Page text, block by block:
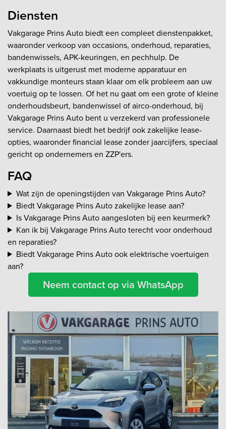
Diensten
Vakgarage Prins Auto biedt een compleet dienstenpakket,
waaronder verkoop van occasions, onderhoud, reparaties,
bandenwissels, APK-keuringen, en pechhulp. De
werkplaats is uitgerust met moderne apparatuur en
vakkundige monteurs staan klaar om elk probleem aan uw
voertuig op te lossen. Of het nu gaat om een grote of kleine
onderhoudsbeurt, bandenwissel of airco-onderhoud, bij
Vakgarage Prins Auto bent u verzekerd van professionele
service. Daarnaast biedt het bedrijf ook zakelijke lease-
opties, waaronder financial lease zonder jaarcijfers, speciaal
gericht op ondernemers en ZZP'ers.
FAQ
Wat zijn de openingstijden van Vakgarage Prins Auto?
Biedt Vakgarage Prins Auto zakelijke lease aan?
Is Vakgarage Prins Auto aangesloten bij een keurmerk?
Kan ik bij Vakgarage Prins Auto terecht voor onderhoud
en reparaties?
Biedt Vakgarage Prins Auto ook elektrische voertuigen
aan?
Neem contact op via WhatsApp